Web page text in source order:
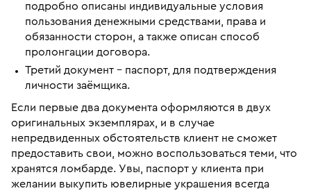
подробно описаны индивидуальные условия
пользования денежными средствами, права и
обязанности сторон, а также описан способ
пролонгации договора.
Третий документ – паспорт, для подтверждения
личности заёмщика.
Если первые два документа оформляются в двух
оригинальных экземплярах, и в случае
непредвиденных обстоятельств клиент не сможет
предоставить свои, можно воспользоваться теми, что
хранятся ломбарде. Увы, паспорт у клиента при
желании выкупить ювелирные украшения всегда